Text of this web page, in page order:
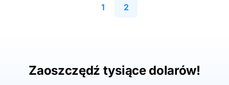
1 2
Zaoszczędź tysiące dolarów!